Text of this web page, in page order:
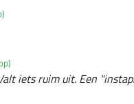
iets ruim uit. Een